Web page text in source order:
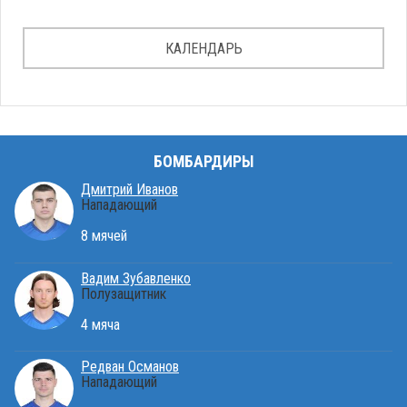
КАЛЕНДАРЬ
БОМБАРДИРЫ
Дмитрий Иванов
Нападающий
8 мячей
Вадим Зубавленко
Полузащитник
4 мяча
Редван Османов
Нападающий